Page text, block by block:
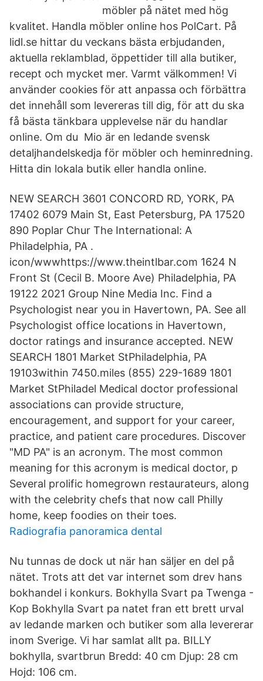
möbler på nätet med hög
kvalitet. Handla möbler online hos PolCart. På
lidl.se hittar du veckans bästa erbjudanden,
aktuella reklamblad, öppettider till alla butiker,
recept och mycket mer. Varmt välkommen! Vi
använder cookies för att anpassa och förbättra
det innehåll som levereras till dig, för att du ska
få bästa tänkbara upplevelse när du handlar
online. Om du Mio är en ledande svensk
detaljhandelskedja för möbler och heminredning.
Hitta din lokala butik eller handla online.
NEW SEARCH 3601 CONCORD RD, YORK, PA
17402 6079 Main St, East Petersburg, PA 17520
890 Poplar Chur The International: A
Philadelphia, PA .
icon/wwwhttps://www.theintlbar.com 1624 N
Front St (Cecil B. Moore Ave) Philadelphia, PA
19122 2021 Group Nine Media Inc. Find a
Psychologist near you in Havertown, PA. See all
Psychologist office locations in Havertown,
doctor ratings and insurance accepted. NEW
SEARCH 1801 Market StPhiladelphia, PA
19103within 7450.miles (855) 229-1689 1801
Market StPhiladel Medical doctor professional
associations can provide structure,
encouragement, and support for your career,
practice, and patient care procedures. Discover
"MD PA" is an acronym. The most common
meaning for this acronym is medical doctor, p
Several prolific homegrown restaurateurs, along
with the celebrity chefs that now call Philly
home, keep foodies on their toes.
Radiografia panoramica dental
Nu tunnas de dock ut när han säljer en del på
nätet. Trots att det var internet som drev hans
bokhandel i konkurs. Bokhylla Svart pa Twenga -
Kop Bokhylla Svart pa natet fran ett brett urval
av ledande marken och butiker som alla levererar
inom Sverige. Vi har samlat allt pa. BILLY
bokhylla, svartbrun Bredd: 40 cm Djup: 28 cm
Hojd: 106 cm.